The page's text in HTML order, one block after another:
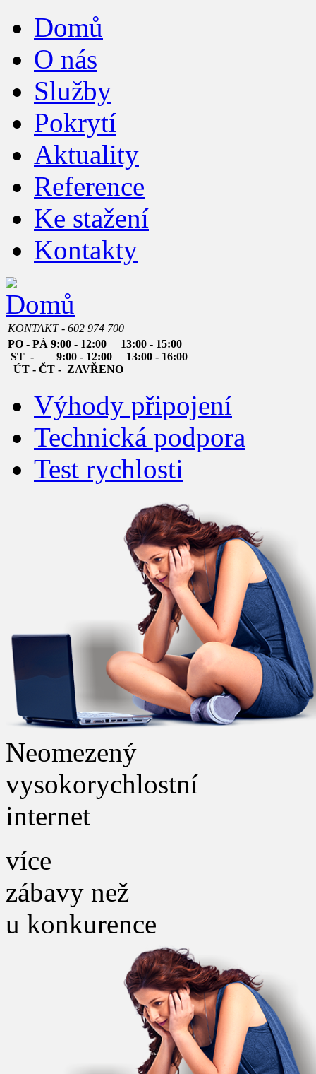
Jump to navigation
Hlavní menu
Domů
O nás
Služby
Pokrytí
Aktuality
Reference
Ke stažení
Kontakty
KONTAKT - 602 974 700
PO - PÁ 9:00 - 12:00 13:00 - 15:00
ST - 9:00 - 12:00 13:00 - 16:00
ÚT - ČT - ZAVŘENO
Výhody připojení
Technická podpora
Test rychlosti
Neomezený
vysokorychlostní
internet
více
zábavy než
u konkurence